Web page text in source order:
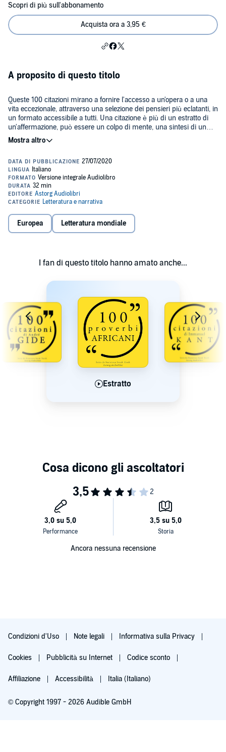
Scopri di più sull'abbonamento
Acquista ora a 3,95 €
A proposito di questo titolo
Queste 100 citazioni mirano a fornire l'accesso a un'opera o a una
vita eccezionale, attraverso una selezione dei pensieri più eclatanti, in
un formato accessibile a tutti. Una citazione è più di un estratto di
un'affermazione, può essere un colpo di mente, una sintesi di un
pensiero complesso, una massima, un'apertura a una riflessione più
profonda. Si dice che certe frasi possono cambiare la vita. Altri
personale ricerca intellettuale o spirituale.
©2020 Compagnie du Savoir (P)2020 Compagnie du Savoir
Europea Letteratura mondiale
I fan di questo titolo hanno amato anche...
Estratto
Ancora nessuna recensione
Condizioni d'Uso Note legali Informativa sulla Privacy
Cookies Pubblicità su Internet Codice sconto
Affiliazione Accessibilità Italia (Italiano)
© Copyright 1997 - 2026 Audible GmbH